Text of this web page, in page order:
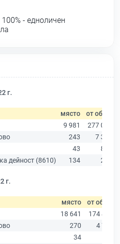
100% - едноличен
г.
място от общо
9 981
277 019
243
7 358
43
817
дейност (8610)
134 285
г.
място от общо
18 641
174 403
270
4 787
34